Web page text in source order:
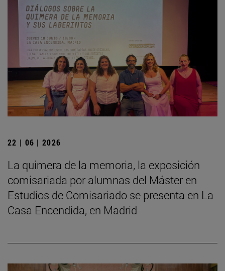
22 | 06 | 2026
La quimera de la memoria, la exposición
comisariada por alumnas del Máster en
Estudios de Comisariado se presenta en La
Casa Encendida, en Madrid